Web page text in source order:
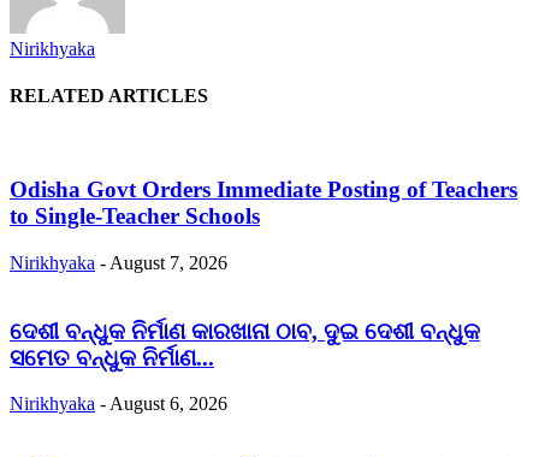
Nirikhyaka
RELATED ARTICLES
Odisha Govt Orders Immediate Posting of Teachers
to Single-Teacher Schools
Nirikhyaka - August 7, 2026
ଦେଶୀ ବନ୍ଧୁକ ନିର୍ମାଣ କାରଖାନା ଠାବ, ଦୁଇ ଦେଶୀ ବନ୍ଧୁକ
ସମେତ ବନ୍ଧୁକ ନିର୍ମାଣ...
Nirikhyaka - August 6, 2026